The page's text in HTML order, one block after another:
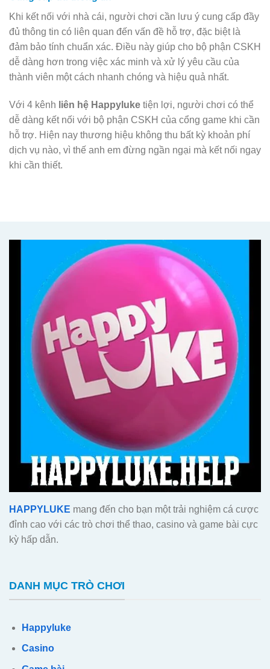
Khi kết nối với nhà cái, người chơi cần lưu ý cung cấp đầy
đủ thông tin có liên quan đến vấn đề hỗ trợ, đặc biệt là
đảm bảo tính chuẩn xác. Điều này giúp cho bộ phận CSKH
dễ dàng hơn trong việc xác minh và xử lý yêu cầu của
thành viên một cách nhanh chóng và hiệu quả nhất.
Với 4 kênh liên hệ Happyluke tiện lợi, người chơi có thể
dễ dàng kết nối với bộ phận CSKH của cổng game khi cần
hỗ trợ. Hiện nay thương hiệu không thu bất kỳ khoản phí
dịch vụ nào, vì thế anh em đừng ngần ngại mà kết nối ngay
khi cần thiết.
HAPPYLUKE mang đến cho bạn một trải nghiệm cá cược
đỉnh cao với các trò chơi thể thao, casino và game bài cực
kỳ hấp dẫn.
DANH MỤC TRÒ CHƠI
Happyluke
Casino